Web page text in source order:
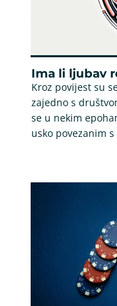
Ima li ljubav
Kroz povijest su
zajedno s
se u nekim
usko povezanim